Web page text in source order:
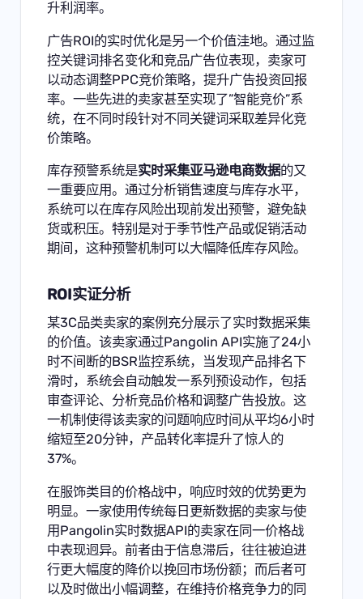
升利润率。
广告ROI的实时优化是另一个价值洼地。通过监
控关键词排名变化和竞品广告位表现，卖家可
以动态调整PPC竞价策略，提升广告投资回报
率。一些先进的卖家甚至实现了”智能竞价”系
统，在不同时段针对不同关键词采取差异化竞
价策略。
库存预警系统是实时采集亚马逊电商数据的又
一重要应用。通过分析销售速度与库存水平，
系统可以在库存风险出现前发出预警，避免缺
货或积压。特别是对于季节性产品或促销活动
期间，这种预警机制可以大幅降低库存风险。
ROI实证分析
某3C品类卖家的案例充分展示了实时数据采集
的价值。该卖家通过Pangolin API实施了24小
时不间断的BSR监控系统，当发现产品排名下
滑时，系统会自动触发一系列预设动作，包括
审查评论、分析竞品价格和调整广告投放。这
一机制使得该卖家的问题响应时间从平均6小时
缩短至20分钟，产品转化率提升了惊人的
37%。
在服饰类目的价格战中，响应时效的优势更为
明显。一家使用传统每日更新数据的卖家与使
用Pangolin实时数据API的卖家在同一价格战
中表现迥异。前者由于信息滞后，往往被迫进
行更大幅度的降价以挽回市场份额；而后者可
以及时做出小幅调整，在维持价格竞争力的同